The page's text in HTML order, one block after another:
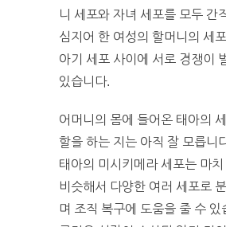
니 세포와 자녀 세포를 모두 간
심지어 한 여성의 할머니의 세
아기 세포 사이에 서로 경쟁이
있습니다.
어머니의 몸에 들어온 태아의
할을 하는 지는 아직 잘 모릅니
태아의 미시키메라 세포는 마
비슷해서 다양한 여러 세포로
며 조직 복구에 도움을 줄 수 있